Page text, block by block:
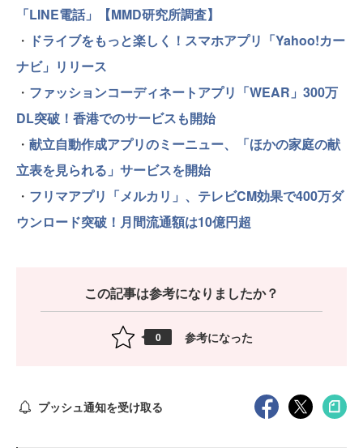
「LINE電話」【MMD研究所調査】
・ ドライブをもっと楽しく！スマホアプリ「Yahoo!カー
ナビ」リリース
・ ファッションコーディネートアプリ「WEAR」300万
DL突破！香港でのサービスも開始
・ 献立自動作成アプリのミーニュー、「ほかの家庭の献
立表を見られる」サービスを開始
・ フリマアプリ「メルカリ」、テレビCM効果で400万ダ
ウンロード突破！月間流通額は10億円超
この記事は参考になりましたか？
0 参考になった
プッシュ通知を受け取る